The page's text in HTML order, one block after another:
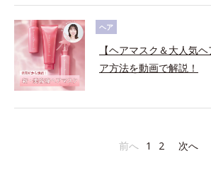
ヘア
【ヘアマスク＆大人気
ア方法を動画で解説！
前へ 1 2 次へ